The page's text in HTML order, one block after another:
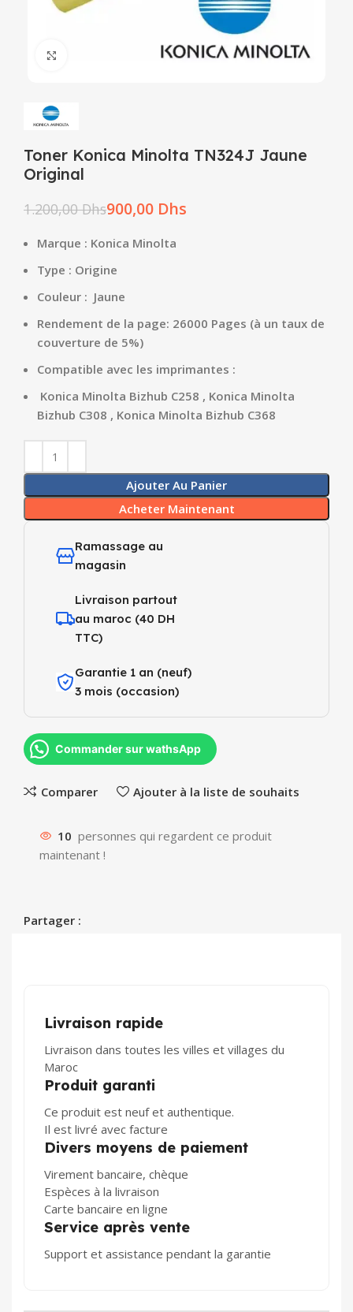
Toner Konica Minolta TN324J Jaune
Original
1.200,00Dhs900,00 Dhs
Marque : Konica Minolta
Type : Origine
Couleur : Jaune
Rendement de la page: 26000 Pages (à un taux de
couverture de 5%)
Compatible avec les imprimantes :
Konica Minolta Bizhub C258 , Konica Minolta
Bizhub C308 , Konica Minolta Bizhub C368
Ajouter Au Panier
Acheter Maintenant
Ramassage au
magasin
Livraison partout
au maroc (40 DH
TTC)
Garantie 1 an (neuf)
3 mois (occasion)
Commander sur wathsApp
Comparer Ajouter à la liste de souhaits
10 personnes qui regardent ce produit
maintenant !
Partager :
Livraison rapide
Livraison dans toutes les villes et villages du
Maroc
Produit garanti
Ce produit est neuf et authentique.
Il est livré avec facture
Divers moyens de paiement
Virement bancaire, chèque
Espèces à la livraison
Carte bancaire en ligne
Service après vente
Support et assistance pendant la garantie